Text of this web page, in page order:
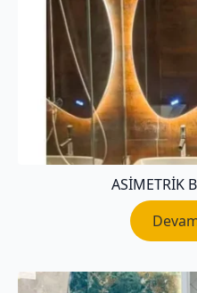
ASIMETRIK